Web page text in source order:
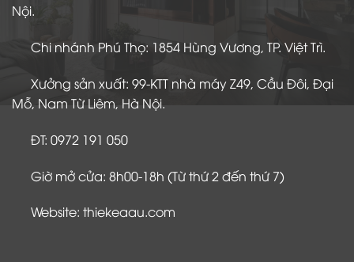
Nội.
Chi nhánh Phú Thọ: 1854 Hùng Vương, TP. Việt Trì.
Xưởng sản xuất: 99-KTT nhà máy Z49, Cầu Đôi, Đại
Mỗ, Nam Từ Liêm, Hà Nội.
ĐT: 0972 191 050
Giờ mở cửa: 8h00-18h (Từ thứ 2 đến thứ 7)
Website: thiekeaau.com